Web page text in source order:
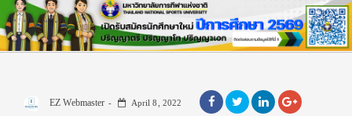
EZ Webmaster April 8, 2022